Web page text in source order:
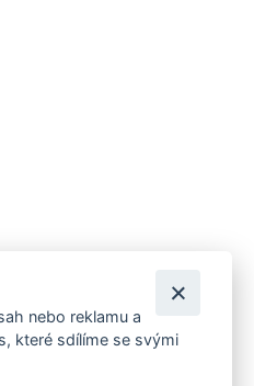
akce?
nebo reklamu a
které sdílíme se svými